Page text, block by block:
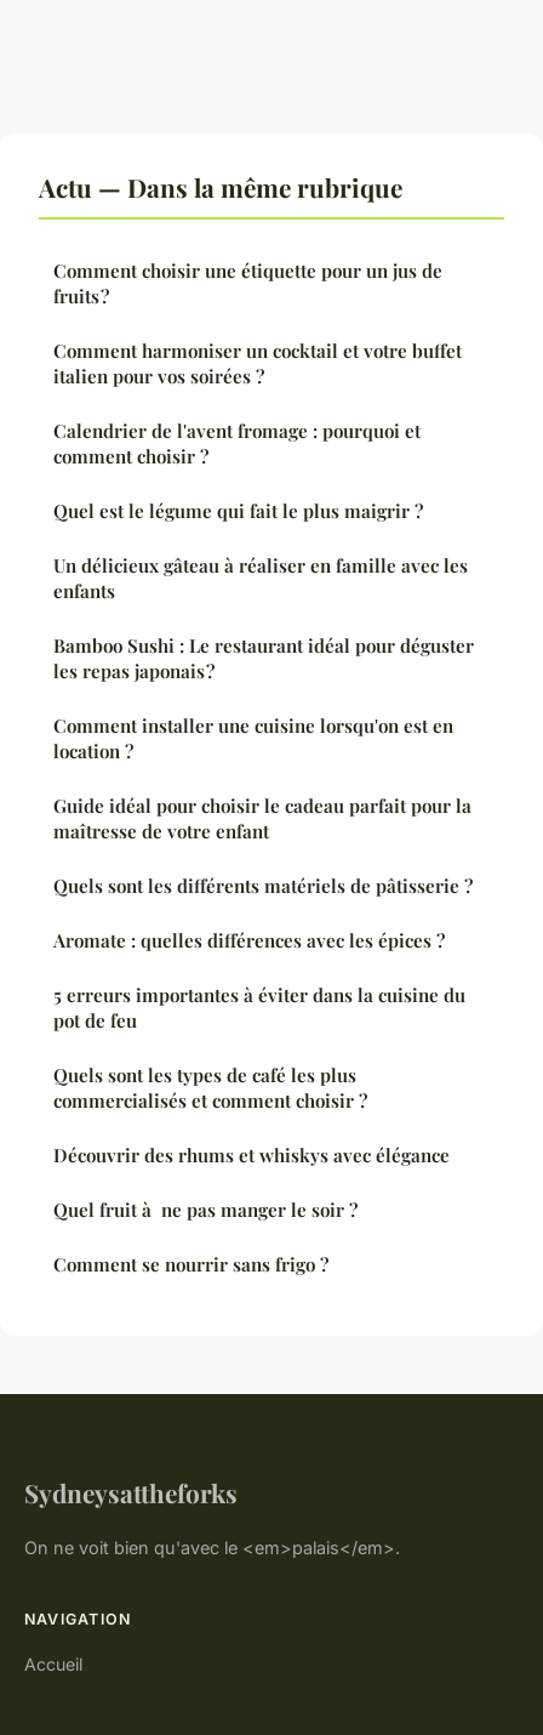
Actu — Dans la même rubrique
Comment choisir une étiquette pour un jus de
fruits ?
Comment harmoniser un cocktail et votre buffet
italien pour vos soirées ?
Calendrier de l'avent fromage : pourquoi et
comment choisir ?
Quel est le légume qui fait le plus maigrir ?
Un délicieux gâteau à réaliser en famille avec les
enfants
Bamboo Sushi : Le restaurant idéal pour déguster
les repas japonais ?
Comment installer une cuisine lorsqu'on est en
location ?
Guide idéal pour choisir le cadeau parfait pour la
maîtresse de votre enfant
Quels sont les différents matériels de pâtisserie ?
Aromate : quelles différences avec les épices ?
5 erreurs importantes à éviter dans la cuisine du
pot de feu
Quels sont les types de café les plus
commercialisés et comment choisir ?
Découvrir des rhums et whiskys avec élégance
Quel fruit à ne pas manger le soir ?
Comment se nourrir sans frigo ?
Sydneysattheforks
On ne voit bien qu'avec le <em>palais</em>.
NAVIGATION
Accueil